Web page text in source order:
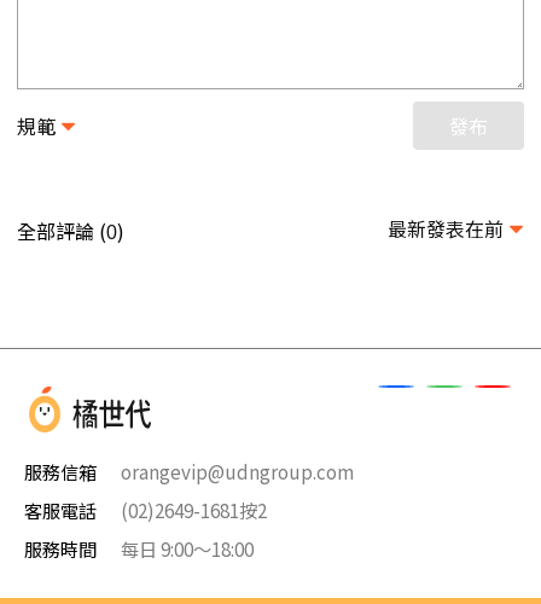
規範 發布
全部評論 (0) 最新發表在前
服務信箱
orangevip@udngroup.com
客服電話
(02)2649-1681按2
服務時間
每日 9:00～18:00